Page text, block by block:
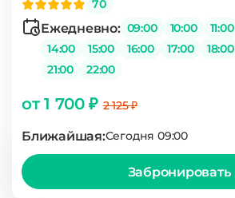
70
Ежедневно: 09:00 10:00 11:00
14:00
15:00 16:00 17:00 18:00
21:00
22:00
от 1 700 ₽2 125 ₽
Ближайшая:Сегодня 09:00
Забронировать